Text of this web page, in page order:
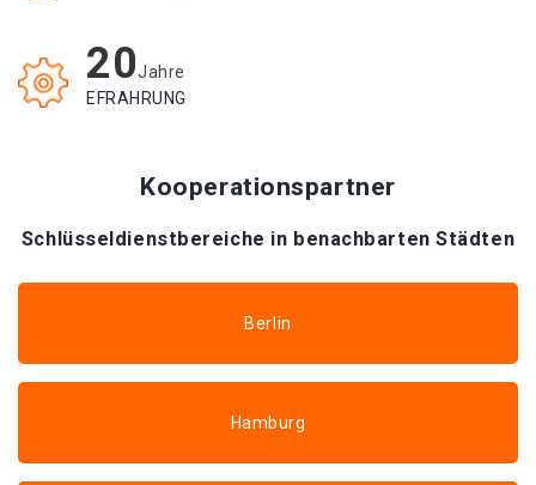
20Jahre
EFRAHRUNG
Kooperationspartner
Schlüsseldienstbereiche in benachbarten Städten
Berlin
Hamburg